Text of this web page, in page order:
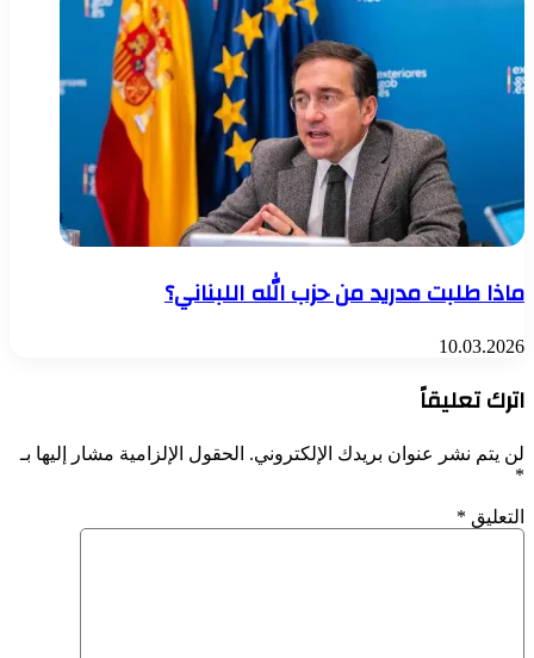
ماذا طلبت مدريد من حزب الله اللبناني؟
10.03.2026
اترك تعليقاً
لن يتم نشر عنوان بريدك الإلكتروني. الحقول الإلزامية مشار إليها بـ
*
التعليق *